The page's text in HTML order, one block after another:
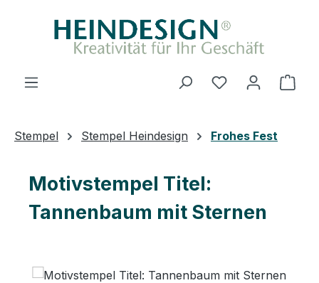
Zum Hauptinhalt springen
Du hast 0
Stempel Stempel Heindesign Frohes Fest
Motivstempel Titel:
Tannenbaum mit Sternen